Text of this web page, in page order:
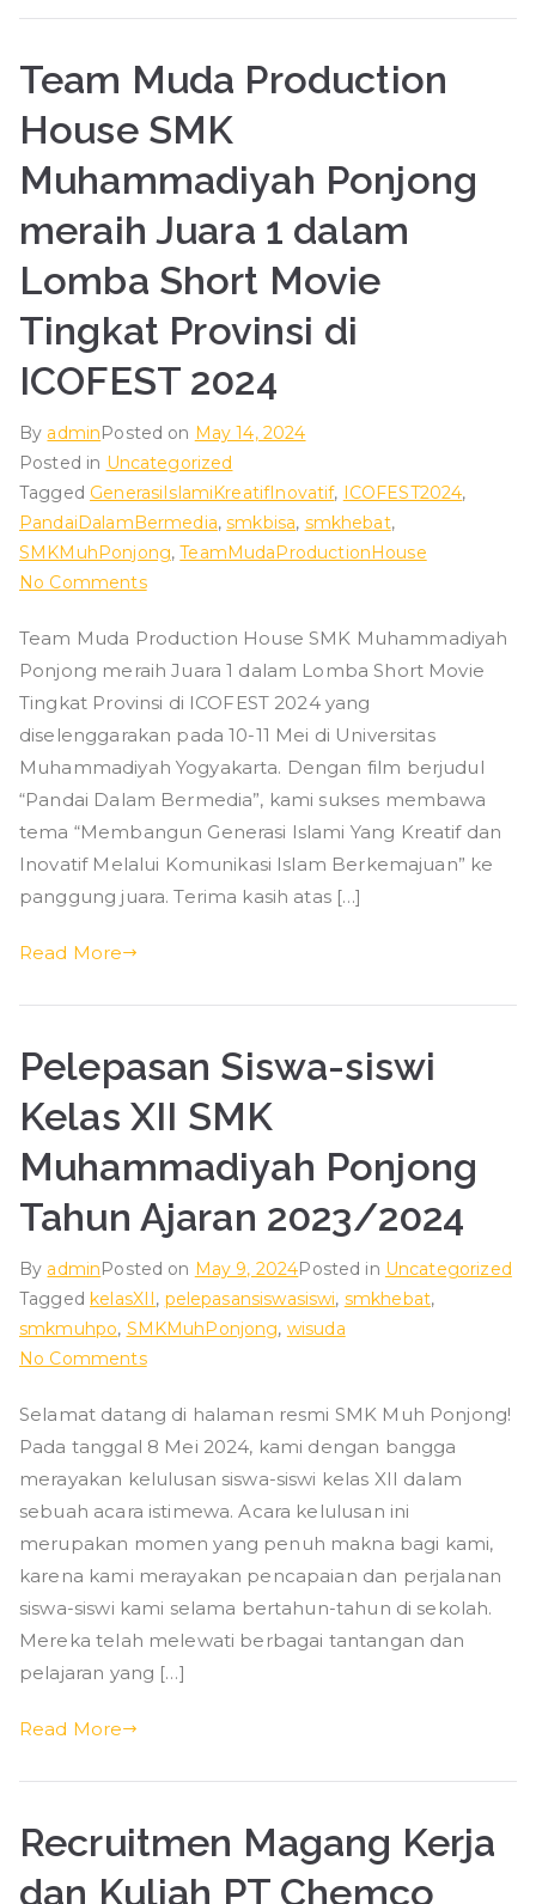
Nusantara
Team Muda Production
House SMK
Muhammadiyah Ponjong
meraih Juara 1 dalam
Lomba Short Movie
Tingkat Provinsi di
ICOFEST 2024
By adminPosted on May 14, 2024
Posted in Uncategorized
Tagged GenerasiIslamiKreatifInovatif, ICOFEST2024,
PandaiDalamBermedia,smkbisa, smkhebat,
SMKMuhPonjong,TeamMudaProductionHouse
No Commentson
Muda
Production
House
SMK
Muhammadiyah
Ponjong
dalam
Movie
Provinsi
ICOFEST
Team Muda Production House SMK Muhammadiyah
Ponjong meraih Juara 1 dalam Lomba Short Movie
Tingkat Provinsi di ICOFEST 2024 yang
diselenggarakan pada 10-11 Mei di Universitas
Muhammadiyah Yogyakarta. Dengan film berjudul
“Pandai Dalam Bermedia”, kami sukses membawa
tema “Membangun Generasi Islami Yang Kreatif dan
Inovatif Melalui Komunikasi Islam Berkemajuan” ke
panggung juara. Terima kasih atas […]
Read More
Pelepasan Siswa-siswi
Kelas XII SMK
Muhammadiyah Ponjong
Tahun Ajaran 2023/2024
By adminPosted on May 9, 2024Posted in Uncategorized
Tagged kelasXII, pelepasansiswasiswi, smkhebat,
smkmuhpo, SMKMuhPonjong, wisuda
No Commentson
Siswa-
siswi
Kelas
XII
SMK
Muhammadiyah
Ponjong
2023/2024
Selamat datang di halaman resmi SMK Muh Ponjong!
Pada tanggal 8 Mei 2024, kami dengan bangga
merayakan kelulusan siswa-siswi kelas XII dalam
sebuah acara istimewa. Acara kelulusan ini
merupakan momen yang penuh makna bagi kami,
karena kami merayakan pencapaian dan perjalanan
siswa-siswi kami selama bertahun-tahun di sekolah.
Mereka telah melewati berbagai tantangan dan
pelajaran yang […]
Read More
Recruitmen Magang Kerja
dan Kuliah PT Chemco